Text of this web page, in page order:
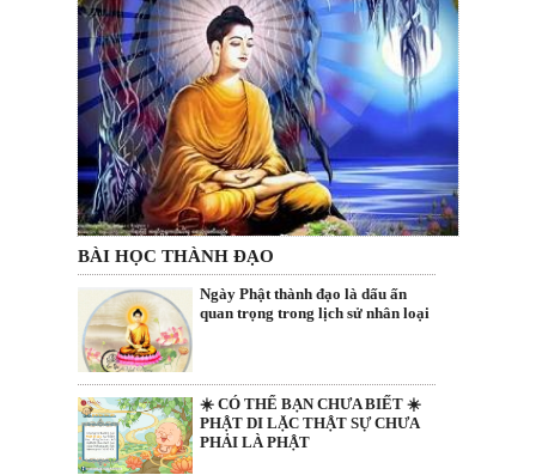
BÀI HỌC THÀNH ĐẠO
Ngày Phật thành đạo là dấu ấn
quan trọng trong lịch sử nhân loại
☀️ CÓ THỂ BẠN CHƯA BIẾT ☀️
PHẬT DI LẶC THẬT SỰ CHƯA
PHẢI LÀ PHẬT